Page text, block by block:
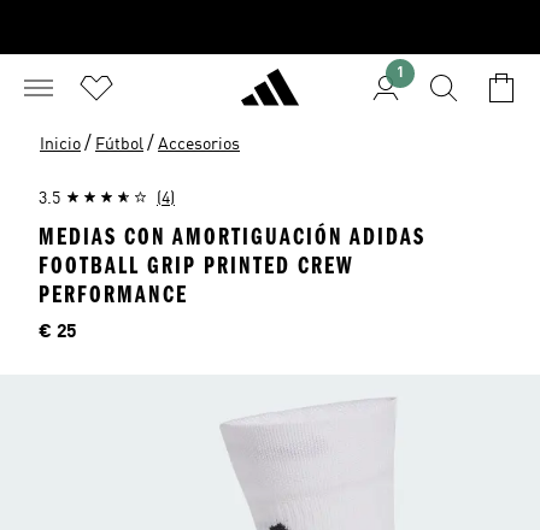
1
Inicio / Fútbol / Accesorios
3.5 (4)
MEDIAS CON AMORTIGUACIÓN ADIDAS
FOOTBALL GRIP PRINTED CREW
PERFORMANCE
Precio
€ 25